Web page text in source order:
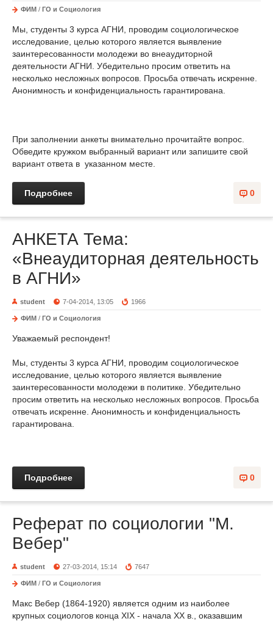
ФИМ / ГО и Социология
Мы, студенты 3 курса АГНИ, проводим социологическое
исследование, целью которого является выявление
заинтересованности молодежи во внеаудиторной
деятельности АГНИ. Убедительно просим ответить на
несколько несложных вопросов. Просьба отвечать искренне.
Анонимность и конфиденциальность гарантирована.
При заполнении анкеты внимательно прочитайте вопрос.
Обведите кружком выбранный вариант или запишите свой
вариант ответа в указанном месте.
0
Подробнее
АНКЕТА Тема:
«Внеаудиторная деятельность
в АГНИ»
student 7-04-2014, 13:05 1966
ФИМ / ГО и Социология
Уважаемый респондент!
Мы, студенты 3 курса АГНИ, проводим социологическое
исследование, целью которого является выявление
заинтересованности молодежи в политике. Убедительно
просим ответить на несколько несложных вопросов. Просьба
отвечать искренне. Анонимность и конфиденциальность
гарантирована.
0
Подробнее
Реферат по социологии "М.
Вебер"
student 27-03-2014, 15:14 7647
ФИМ / ГО и Социология
Макс Вебер (1864-1920) является одним из наиболее
крупных социологов конца XIX - начала XX в., оказавшим